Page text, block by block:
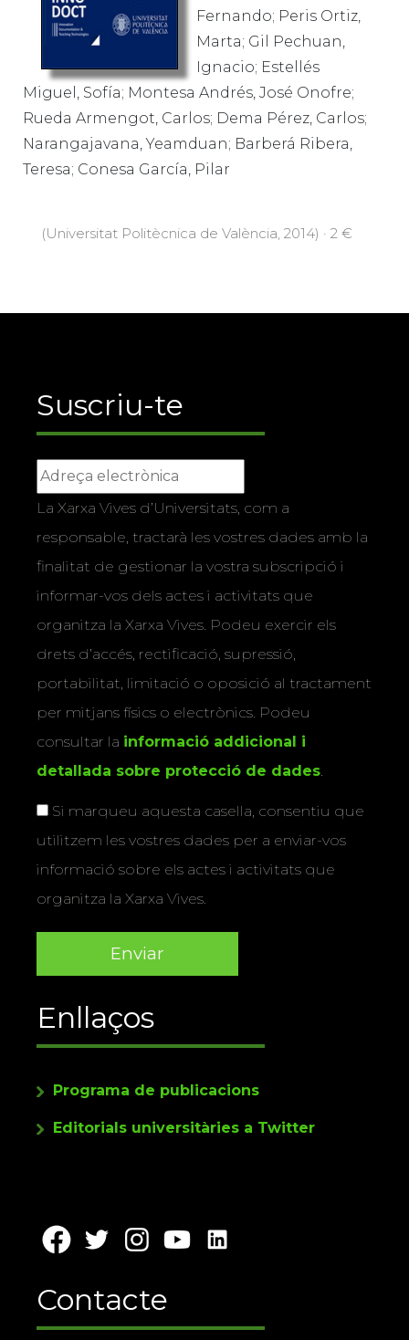
Fernando; Peris Ortiz,
Marta; Gil Pechuan,
Ignacio; Estellés
Miguel, Sofía; Montesa Andrés, José Onofre;
Rueda Armengot, Carlos; Dema Pérez, Carlos;
Narangajavana, Yeamduan; Barberá Ribera,
Teresa; Conesa García, Pilar
(Universitat Politècnica de València, 2014) · 2 €
Suscriu-te
La Xarxa Vives d’Universitats, com a
responsable, tractarà les vostres dades amb la
finalitat de gestionar la vostra subscripció i
informar-vos dels actes i activitats que
organitza la Xarxa Vives. Podeu exercir els
drets d’accés, rectificació, supressió,
portabilitat, limitació o oposició al tractament
per mitjans físics o electrònics. Podeu
consultar la informació addicional i
detallada sobre protecció de dades
Si marqueu aquesta casella, consentiu que
utilitzem les vostres dades per a enviar-vos
informació sobre els actes i activitats que
organitza la Xarxa Vives.
Enllaços
Programa de publicacions
Editorials universitàries a Twitter
Contacte